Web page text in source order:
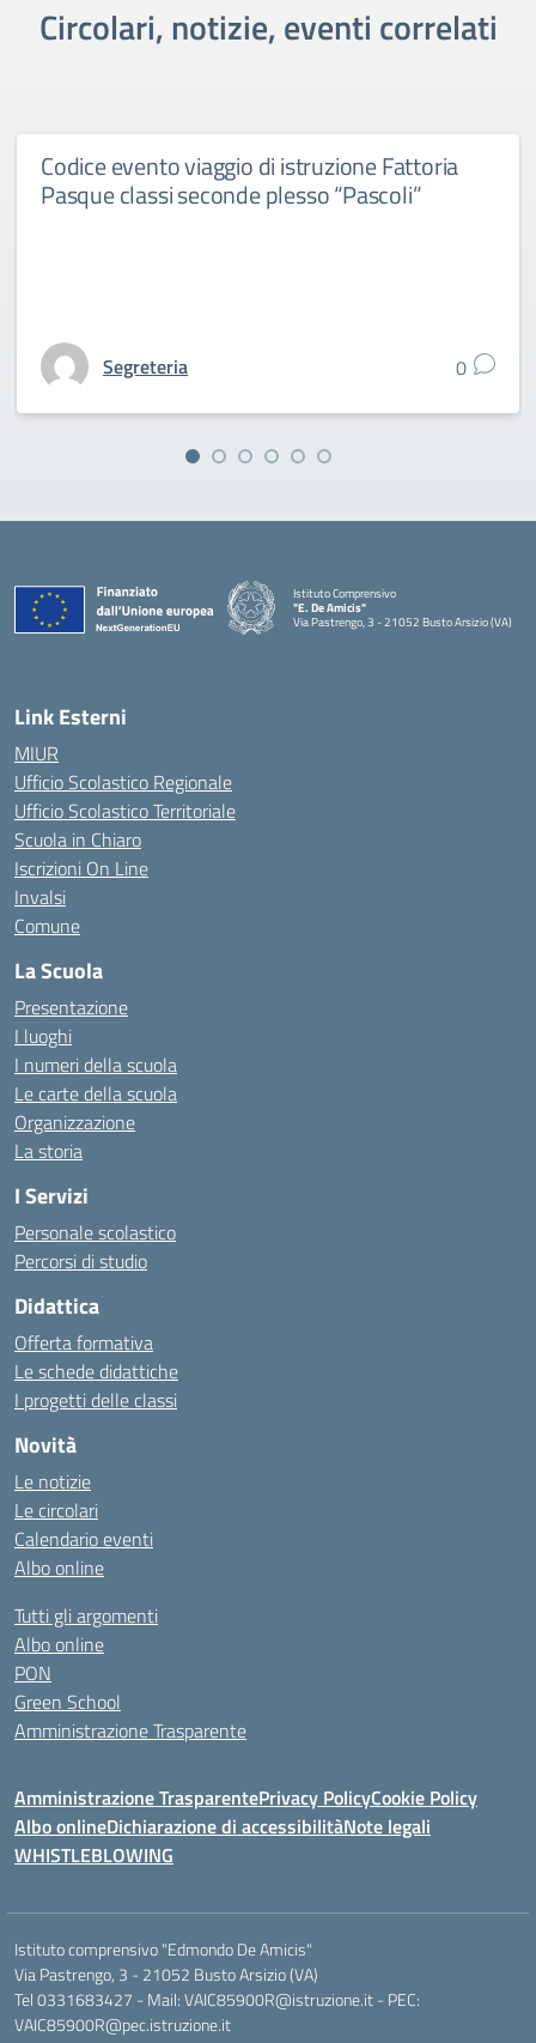
Circolari, notizie, eventi correlati
Codice evento viaggio di istruzione Fattoria
Pasque classi seconde plesso “Pascoli”
Segreteria 0
Istituto Comprensivo
"E. De Amicis"
Via Pastrengo, 3 - 21052 Busto Arsizio (VA)
Link Esterni
MIUR
Ufficio Scolastico Regionale
Ufficio Scolastico Territoriale
Scuola in Chiaro
Iscrizioni On Line
Invalsi
Comune
La Scuola
Presentazione
I luoghi
I numeri della scuola
Le carte della scuola
Organizzazione
La storia
I Servizi
Personale scolastico
Percorsi di studio
Didattica
Offerta formativa
Le schede didattiche
I progetti delle classi
Novità
Le notizie
Le circolari
Calendario eventi
Albo online
Tutti gli argomenti
Albo online
PON
Green School
Amministrazione Trasparente
Amministrazione TrasparentePrivacy PolicyCookie Policy
Albo onlineDichiarazione di accessibilitàNote legali
WHISTLEBLOWING
Istituto comprensivo "Edmondo De Amicis"
Via Pastrengo, 3 - 21052 Busto Arsizio (VA)
Tel 0331683427 - Mail: VAIC85900R@istruzione.it - PEC:
VAIC85900R@pec.istruzione.it